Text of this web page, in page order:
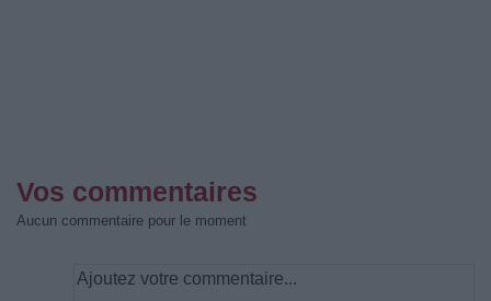
Vos commentaires
Aucun commentaire pour le moment